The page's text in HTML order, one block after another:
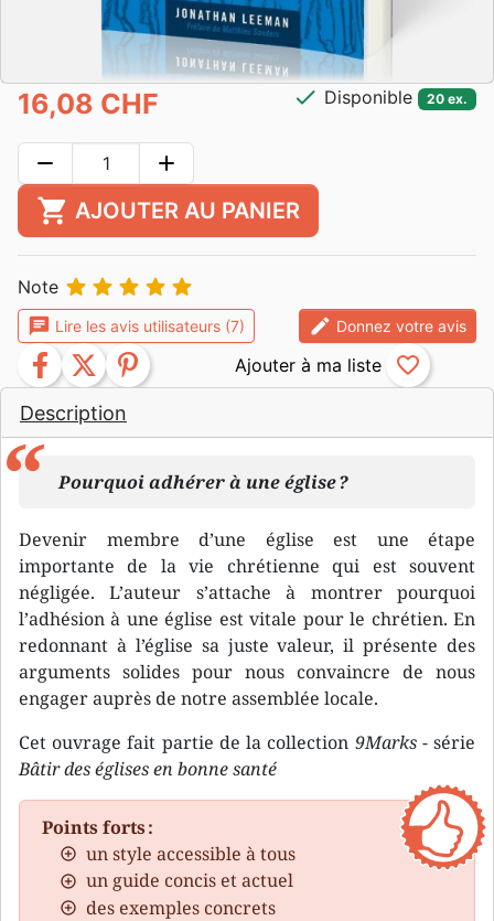
Description
Pourquoi adhérer à une église ?
Devenir membre d’une église est une étape
importante de la vie chrétienne qui est souvent
négligée. L’auteur s’attache à montrer pourquoi
l’adhésion à une église est vitale pour le chrétien. En
redonnant à l’église sa juste valeur, il présente des
arguments solides pour nous convaincre de nous
engager auprès de notre assemblée locale.
Cet ouvrage fait partie de la collection 9Marks- série
Bâtir des églises en bonne santé
Points forts :
un style accessible à tous
un guide concis et actuel
des exemples concrets
16,08 CHF check Disponible 20 ex.
remove add
shopping_cart AJOUTER AU PANIER
Note     
chat Lire les avis utilisateurs (7) edit Donnez votre avis
facebook twitter pinterest favorite_border